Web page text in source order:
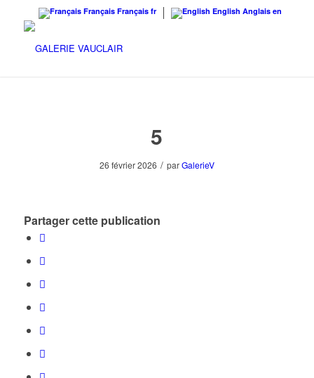
Français Français fr English Anglais en
5
26 février 2026 / parGalerieV
Partager cette publication